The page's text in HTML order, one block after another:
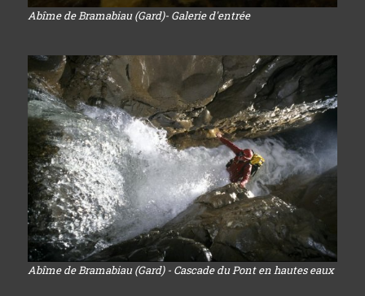
Abîme de Bramabiau (Gard)- Galerie d'entrée
Abîme de Bramabiau (Gard) - Cascade du Pont en hautes eaux